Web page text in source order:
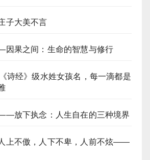
子大美不言
果之间：生命的智慧与修行
诗经》级水姓女孩名，每一滴都是
放下执念：人生自在的三种境界
上不傲，人下不卑，人前不炫——